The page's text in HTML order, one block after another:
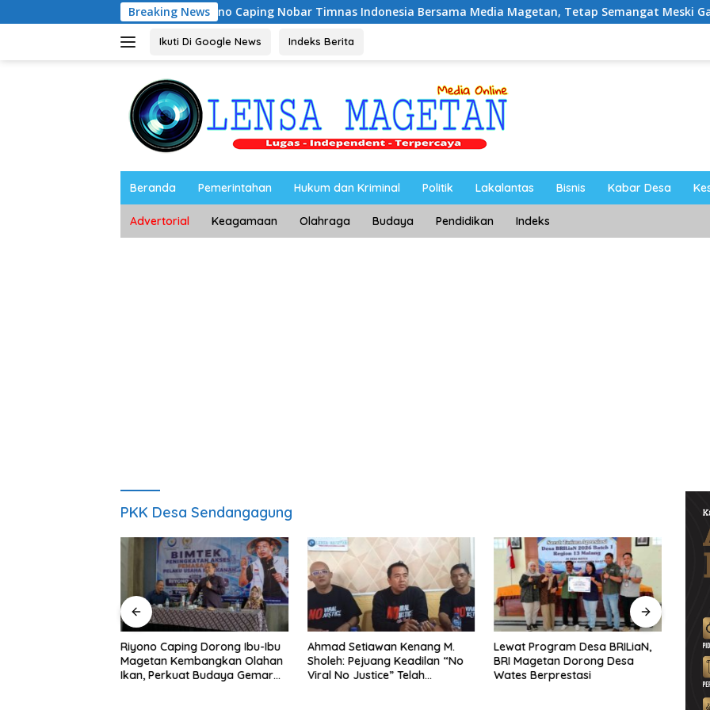
ke
Breaking News
Riyono Caping Nobar Timnas Indonesia Bersama Media Magetan, Tetap Semangat Meski Garuda Gagal Lolos
Ikuti Di Google News Indeks Berita
Beranda Pemerintahan Hukum dan Kriminal Politik Lakalantas Bisnis Kabar Desa
Advertorial Keagamaan Olahraga Budaya Pendidikan Indeks
PKK Desa Sendangagung
Riyono Caping Dorong Ibu-Ibu
Magetan Kembangkan Olahan
Ikan, Perkuat Budaya Gemar
Ahmad Setiawan Kenang M.
Sholeh: Pejuang Keadilan “No
Viral No Justice” Telah
Lewat Program Desa BRILiaN,
BRI Magetan Dorong Desa
Wates Berprestasi